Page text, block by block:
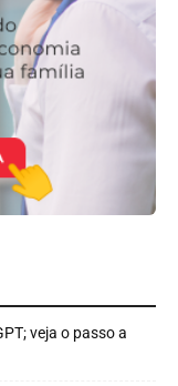
veja o passo a